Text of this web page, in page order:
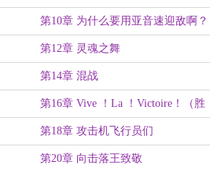
第10章 为什么要用亚音速迎敌啊？
第12章 灵魂之舞
第14章 混战
第16章 Vive ！La ！Victoire！（胜
利万岁~）
第18章 攻击机飞行员们
第20章 向击落王致敬